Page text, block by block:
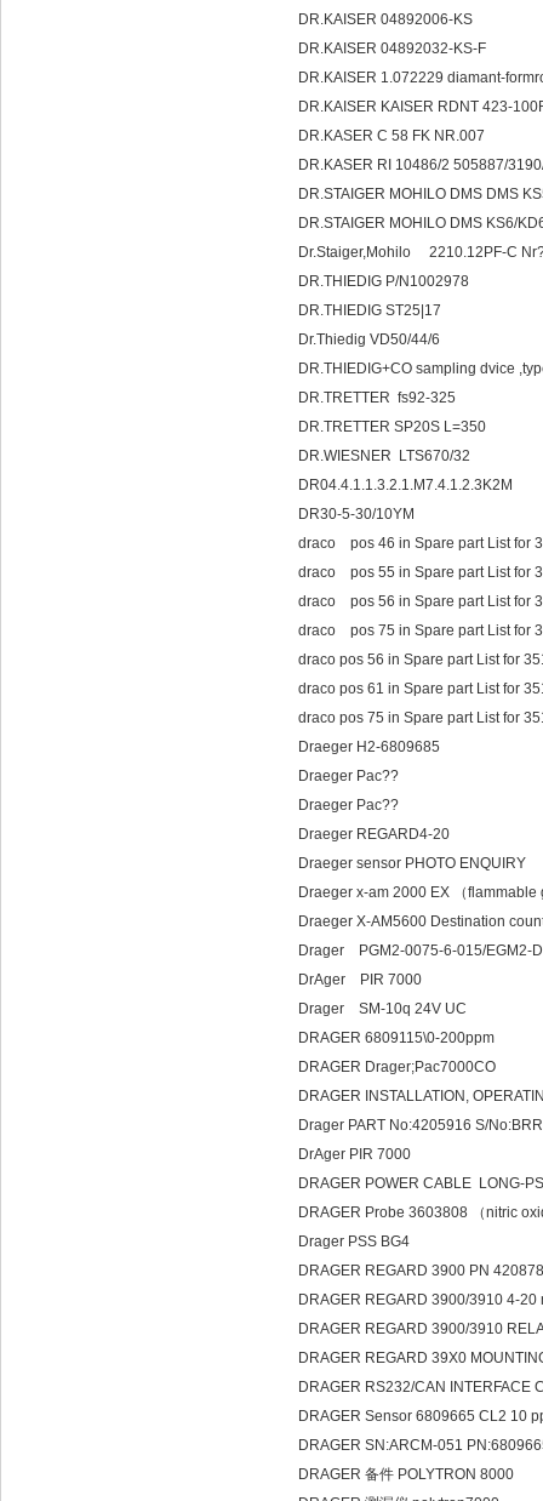
DR.KAISER 04892006-KS
DR.KAISER 04892032-KS-F
DR.KAISER 1.072229 diamant-
DR.KAISER KAISER RDNT 423-
DR.KASER C 58 FK NR.007
DR.KASER RI 10486/2 505887/
DR.STAIGER MOHILO DMS DMS
DR.STAIGER MOHILO DMS KS6/
Dr.Staiger,Mohilo
DR.THIEDIG P/N1002978
DR.THIEDIG ST25|17
Dr.Thiedig VD50/44/6
DR.THIEDIG+CO sampling dvice
DR.TRETTER fs92-325
DR.TRETTER SP20S L=350
DR.WIESNER LTS670/32
DR04.4.1.1.3.2.1.M7.4.1.2.3K2M
DR30-5-30/10YM
draco pos 46 in Spare part List for
draco pos 55 in Spare part List for
draco pos 56 in Spare part List for
draco pos 75 in Spare part List for
draco pos 56 in Spare part List for
draco pos 61 in Spare part List for
draco pos 75 in Spare part List for
Draeger H2-6809685
Draeger Pac??
Draeger Pac??
Draeger REGARD4-20
Draeger sensor PHOTO ENQUIRY
Draeger x-am 2000 EX （
Draeger X-AM5600 Destination
Drager PGM2-0075-6-015/EGM2-
DrAger PIR 7000
Drager SM-10q 24V UC
DRAGER 6809115\0-200ppm
DRAGER Drager;Pac7000CO
DRAGER INSTALLATION,
Drager PART No:4205916 S/
DrAger PIR 7000
DRAGER POWER CABLE LONG-
DRAGER Probe 3603808 （nitric
Drager PSS BG4
DRAGER REGARD 3900 PN
DRAGER REGARD 3900/3910 4-
DRAGER REGARD 3900/3910
DRAGER REGARD 39X0
DRAGER RS232/CAN INTERFACE
DRAGER Sensor 6809665 CL2 10
DRAGER SN:ARCM-051
DRAGER 备件 POLYTRON 8000